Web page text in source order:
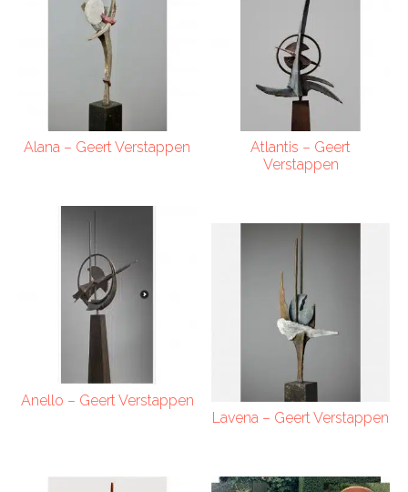
Alana – Geert Verstappen
Atlantis – Geert
Verstappen
Anello – Geert Verstappen
Lavena – Geert Verstappen